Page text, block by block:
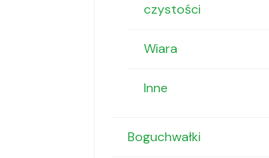
czystości
Wiara
Inne
Boguchwałki